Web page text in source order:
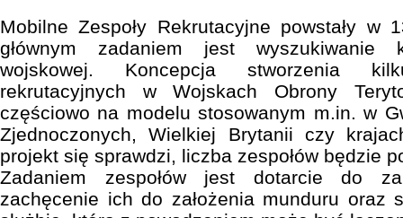
Mobilne Zespoły Rekrutacyjne powstały
głównym zadaniem jest wyszukiwanie
wojskowej. Koncepcja stworzenia
rekrutacyjnych w Wojskach Obrony
częściowo na modelu stosowanym m.in. w
Zjednoczonych, Wielkiej Brytanii czy
projekt się sprawdzi, liczba zespołów będzie
Zadaniem zespołów jest dotarcie do
zachęcenie ich do założenia munduru oraz